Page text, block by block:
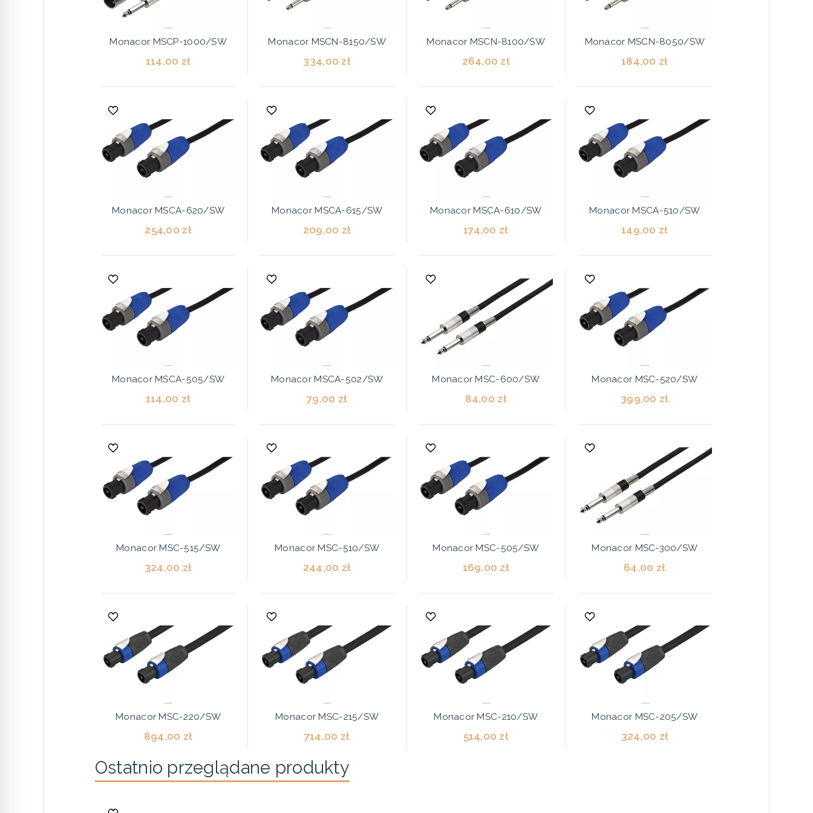
Monacor MSCP-1000/SW
114,00 zł
Monacor MSCN-8150/SW
334,00 zł
Monacor MSCN-8100/SW
264,00 zł
Monacor MSCN-8050/SW
184,00 zł
Monacor MSCA-620/SW
254,00 zł
Monacor MSCA-615/SW
209,00 zł
Monacor MSCA-610/SW
174,00 zł
Monacor MSCA-510/SW
149,00 zł
Monacor MSCA-505/SW
114,00 zł
Monacor MSCA-502/SW
79,00 zł
Monacor MSC-600/SW
84,00 zł
Monacor MSC-520/SW
399,00 zł
Monacor MSC-515/SW
324,00 zł
Monacor MSC-510/SW
244,00 zł
Monacor MSC-505/SW
169,00 zł
Monacor MSC-300/SW
64,00 zł
Monacor MSC-220/SW
894,00 zł
Monacor MSC-215/SW
714,00 zł
Monacor MSC-210/SW
514,00 zł
Monacor MSC-205/SW
324,00 zł
Ostatnio przeglądane produkty